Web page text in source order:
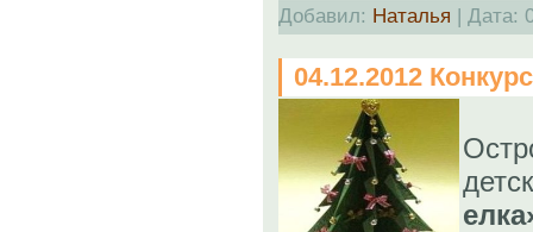
Добавил: Наталья | Дата:
04.12.2012